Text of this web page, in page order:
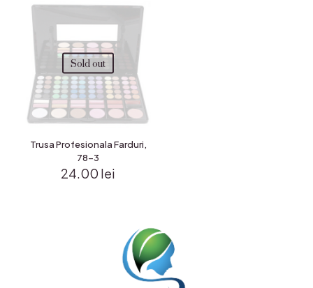
Sold out
Trusa Profesionala Farduri,
78-3
24.00 lei